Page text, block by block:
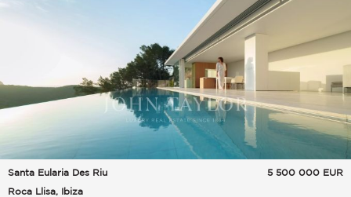
Santa Eularia Des Riu
Roca Llisa, Ibiza
5 500 000 EUR